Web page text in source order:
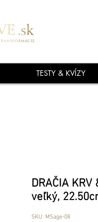
TESTY & KVÍZY
DRAČIA
veľký,
SKU: MSage-08